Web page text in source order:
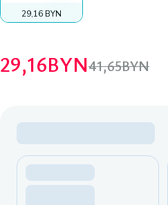
29,16 BYN
29,16BYN41,65BYN